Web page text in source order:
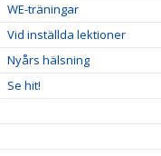
WE-träningar
Vid inställda lektioner
Nyårs hälsning
Se hit!